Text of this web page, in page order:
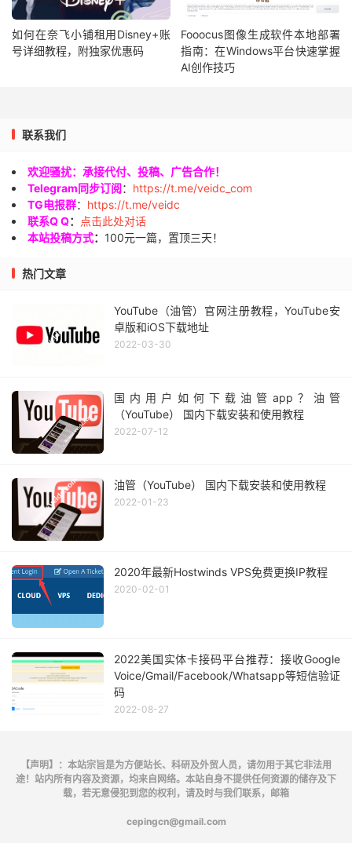
如何在奈飞小铺租用Disney+账
号详细教程，附独家优惠码
Fooocus图像生成软件本地部署
指南：在Windows平台快速掌握
AI创作技巧
联系我们
欢迎骚扰：承接代付、投稿、广告合作！
Telegram同步订阅： https://t.me/veidc_com
TG电报群： https://t.me/veidc
联系Q Q：
点击此处对话
本站投稿方式： 100元一篇，置顶三天！
热门文章
YouTube（油管）官网注册教程，YouTube安
卓版和iOS下载地址
2022-03-30
国内用户如何下载油管app？油管
（YouTube） 国内下载安装和使用教程
2022-07-12
油管（YouTube） 国内下载安装和使用教程
2022-01-23
2020年最新Hostwinds VPS免费更换IP教程
2020-02-01
2022美国实体卡接码平台推荐：接收Google
Voice/Gmail/Facebook/Whatsapp等短信验证
码
2022-08-27
【声明】：本站宗旨是为方便站长、科研及外贸人员，请勿用于其它非法用
途！站内所有内容及资源，均来自网络。本站自身不提供任何资源的储存及下
载，若无意侵犯到您的权利，请及时与我们联系，邮箱
cepingcn@gmail.com